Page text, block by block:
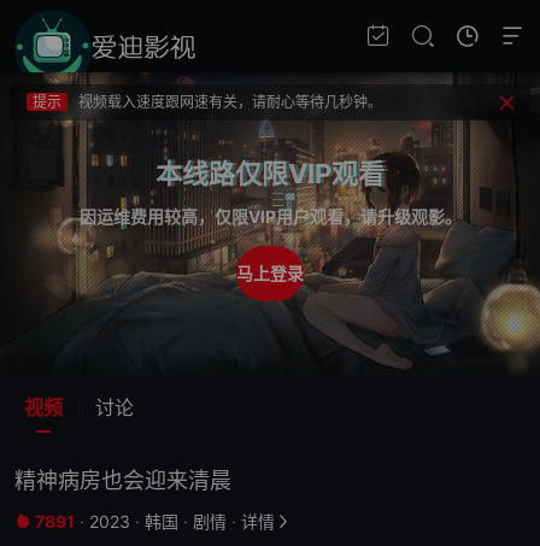
提示
提示
如果无法播放请重新刷新页面，或者切换线路。
提示
视频载入速度跟网速有关，请耐心等待几秒钟。
不要轻易相信视频中的广告，谨防上当受骗!
本线路仅限VIP观看
因运维费用较高，仅限VIP用户观看，请升级观影。
马上登录
视频 讨论
精神病房也会迎来清晨
 7891 · 2023 · 韩国 · 剧情 · 详情 